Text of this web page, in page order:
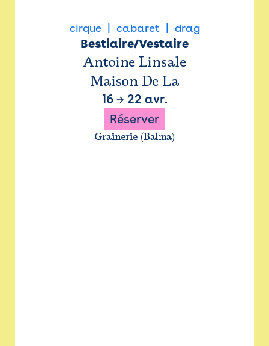
cirque cabaret drag
Bestiaire/Vestaire
Antoine Linsale
Maison De La
16→ 22 avr.
Réserver
Grainerie (Balma)